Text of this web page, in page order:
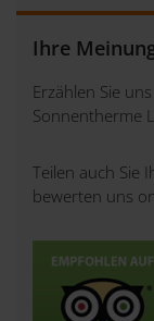
Ihre
Erzählen Sie
Sonnentherme
Teilen auch Sie
bewerten uns